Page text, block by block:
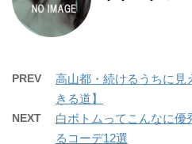
PREV
高山都・続けるうちに見
きる道】
NEXT
白ボトムってこんなに
るコーデ12選